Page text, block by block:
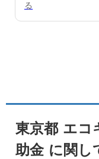
る
東京都 エコ
助金 に関し